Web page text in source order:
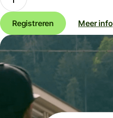
Registreren Meer info